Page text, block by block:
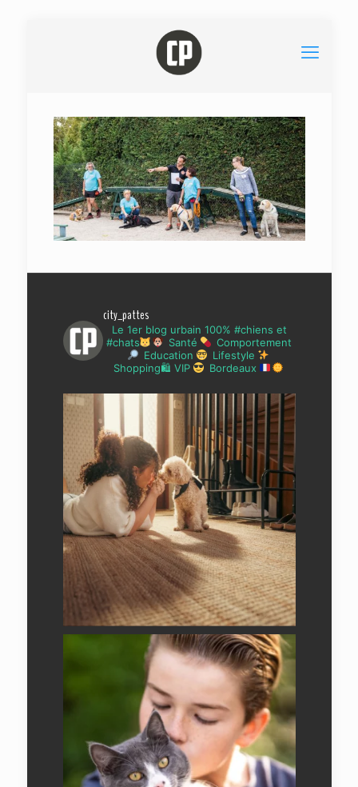
city_pattes
Le 1er blog urbain 100% #chiens et
#chats
Santé
Comportement
Education
Lifestyle
Shopping🛍 VIP
Bordeaux